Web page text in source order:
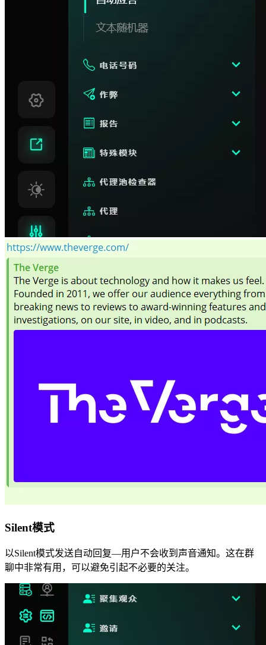
Silent模式
以Silent模式发送自动回复—用户不会收到声音通知。这在群
聊中非常有用，可以避免引起不必要的关注。